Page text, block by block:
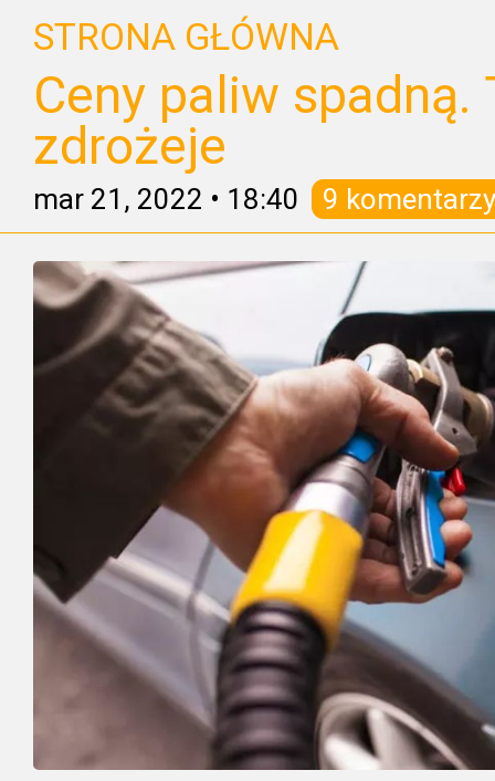
STRONA GŁÓWNA
Ceny paliw spadną.
zdrożeje
mar 21, 2022 • 18:40 9 komentarzy